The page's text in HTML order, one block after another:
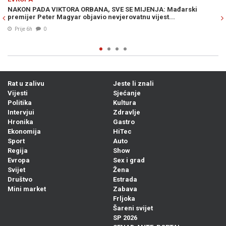
NOVA ODLUKA KREMLJA IZAZVALA HAOS U RUSIJI: Građani u
strahu masovno rasprodaju imovinu i bježe iz zemlje
05. Avg. 2026
Rat u zalivu
Vijesti
Politika
Intervjui
Hronika
Ekonomija
Sport
Regija
Evropa
Svijet
Društvo
Mini market
Jeste li znali
Sjećanje
Kultura
Zdravlje
Gastro
HiTec
Auto
Show
Sex i grad
Žena
Estrada
Zabava
Frljoka
Šareni svijet
SP 2026